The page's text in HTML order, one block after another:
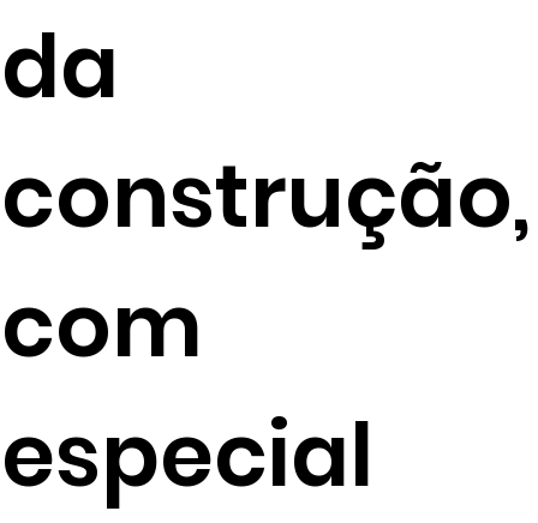
da
construção,
com
especial